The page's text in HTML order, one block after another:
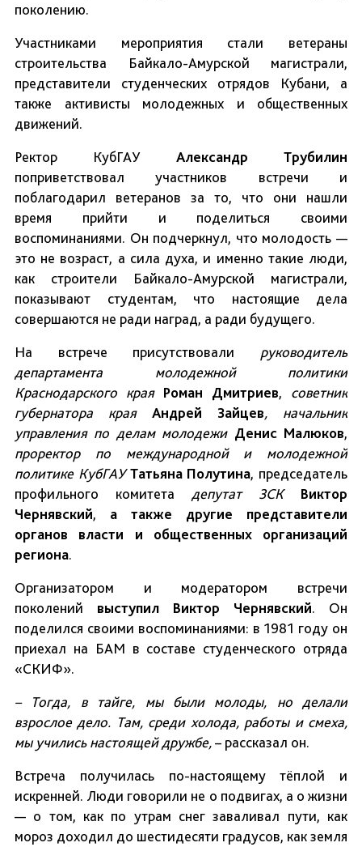
поколению.
Участниками мероприятия стали ветераны
строительства Байкало-Амурской магистрали,
представители студенческих отрядов Кубани, а
также активисты молодежных и общественных
движений.
Ректор КубГАУАлександр Трубилин
поприветствовал участников встречи и
поблагодарил ветеранов за то, что они нашли
время прийти и поделиться своими
воспоминаниями. Он подчеркнул, что молодость —
это не возраст, а сила духа, и именно такие люди,
как строители Байкало-Амурской магистрали,
показывают студентам, что настоящие дела
совершаются не ради наград, а ради будущего.
На встрече присутствовали руководитель
департамента молодежной политики
Краснодарского краяРоман Дмитриев, советник
губернатора краяАндрей Зайцев, начальник
управления по делам молодежиДенис Малюков,
проректор по международной и молодежной
политике КубГАУТатьяна Полутина, председатель
профильного комитета депутат ЗСК Виктор
Чернявский, а также другие представители
органов власти и общественных организаций
региона.
Организатором и модератором встречи
поколений выступил Виктор Чернявский. Он
поделился своими воспоминаниями: в 1981 году он
приехал на БАМ в составе студенческого отряда
«СКИФ».
– Тогда, в тайге, мы были молоды, но делали
взрослое дело. Там, среди холода, работы и смеха,
мы учились настоящей дружбе,– рассказал он.
Встреча получилась по-настоящему тёплой и
искренней. Люди говорили не о подвигах, а о жизни
— о том, как по утрам снег заваливал пути, как
мороз доходил до шестидесяти градусов, как земля